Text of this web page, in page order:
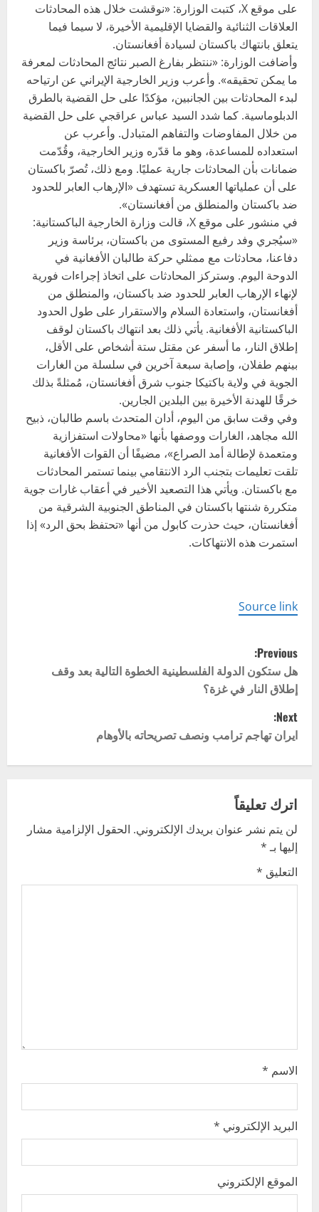
على موقع X، كتبت الوزارة: «نوقشت خلال هذه المحادثات
العلاقات الثنائية والقضايا الإقليمية الأخيرة، لا سيما فيما
يتعلق بانتهاك باكستان لسيادة أفغانستان.
وأضافت الوزارة: «ننتظر بفارغ الصبر نتائج المحادثات لمعرفة
ما يمكن تحقيقه». وأعرب وزير الخارجية الإيراني عن ارتياحه
لبدء المحادثات بين الجانبين، مؤكدًا على حل القضية بالطرق
الدبلوماسية. كما شدد السيد عباس عراقجي على حل القضية
من خلال المفاوضات والتفاهم المتبادل. وأعرب عن
استعداده للمساعدة، وهو ما قدّره وزير الخارجية، وقُدّمت
ضمانات بأن المحادثات جارية عمليًا. ومع ذلك، تُصرّ باكستان
على أن عملياتها العسكرية تستهدف «الإرهاب العابر للحدود
ضد باكستان والمنطلق من أفغانستان».
في منشور على موقع X، قالت وزارة الخارجية الباكستانية:
«سيُجري وفد رفيع المستوى من باكستان، برئاسة وزير
دفاعنا، محادثات مع ممثلي حركة طالبان الأفغانية في
الدوحة اليوم. وستركز المحادثات على اتخاذ إجراءات فورية
لإنهاء الإرهاب العابر للحدود ضد باكستان، والمنطلق من
أفغانستان، واستعادة السلام والاستقرار على طول الحدود
الباكستانية الأفغانية. يأتي ذلك بعد انتهاك باكستان لوقف
إطلاق النار، ما أسفر عن مقتل ستة أشخاص على الأقل،
بينهم طفلان، وإصابة سبعة آخرين في سلسلة من الغارات
الجوية في ولاية باكتيكا جنوب شرق أفغانستان، مُمثلةً بذلك
خرقًا للهدنة الأخيرة بين البلدين الجارين.
وفي وقت سابق من اليوم، أدان المتحدث باسم طالبان، ذبيح
الله مجاهد، الغارات ووصفها بأنها «محاولات استفزازية
ومتعمدة لإطالة أمد الصراع»، مضيفًا أن القوات الأفغانية
تلقت تعليمات بتجنب الرد الانتقامي بينما تستمر المحادثات
مع باكستان. ويأتي هذا التصعيد الأخير في أعقاب غارات جوية
متكررة شنتها باكستان في المناطق الجنوبية الشرقية من
أفغانستان، حيث حذرت كابول من أنها «تحتفظ بحق الرد» إذا
استمرت هذه الانتهاكات.
Source link
P
o
s
t
n
a
v
i
g
Previous:
هل ستكون الدولة الفلسطينية الخطوة التالية بعد وقف
إطلاق النار في غزة؟
Next:
ايران تهاجم ترامب ونصف تصريحاته بالأوهام
اترك تعليقاً
لن يتم نشر عنوان بريدك الإلكتروني. الحقول الإلزامية مشار
إليها بـ*
التعليق *
الاسم *
البريد الإلكتروني *
الموقع الإلكتروني